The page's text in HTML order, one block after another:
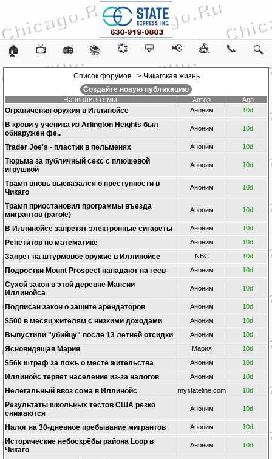
🏠 📺 📻 📚 💞 💬 📢 🎪 📞 🔍
Список форумов
> Чикагская жизнь
Создайте новую публикацию
Название темы
Автор Ago
Ограничения оружия в Иллинойсе Аноним 10d
В крови у ученика из Arlington Heights был
обнаружен фе..
Аноним 10d
Trader Joe's - пластик в пельменях Аноним 10d
Тюрьма за публичный секс с плюшевой
игрушкой
Аноним 10d
Трамп вновь высказался о преступности в
Чикаго
Аноним 10d
Трамп приостановил программы въезда
мигрантов (parole)
Аноним 10d
В Иллинойсе запретят электронные сигареты Аноним 10d
Репетитор по математике Аноним 10d
Запрет на штурмовое оружие в Иллинойсе NBC 10d
Подростки Mount Prospect нападают на геев Аноним 10d
Сухой закон в этой деревне Мансии
Иллинойса
Аноним 10d
Подписан закон о защите арендаторов Аноним 10d
$500 в месяц жителям с низкими доходами Аноним 10d
Выпустили "убийцу" после 13 летней отсидки Аноним 10d
Ясновидящая Мария Мария 10d
$56k штраф за ложь о месте жительства Аноним 10d
Иллинойс теряет население из-за налогов Аноним 10d
Нелегальный ввоз сома в Иллинойс mystateline.com 10d
Результаты школьных тестов США резко
снижаются
Аноним 10d
Налог на 30-дневное пребывание мигрантов Аноним 10d
Исторические небоскрёбы района Loop в
Чикаго
Аноним 10d